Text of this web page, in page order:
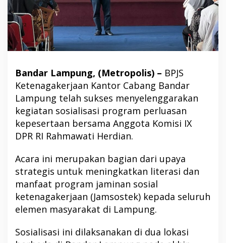
Bandar Lampung, (Metropolis) – BPJS
Ketenagakerjaan Kantor Cabang Bandar
Lampung telah sukses menyelenggarakan
kegiatan sosialisasi program perluasan
kepesertaan bersama Anggota Komisi IX
DPR RI Rahmawati Herdian.
Acara ini merupakan bagian dari upaya
strategis untuk meningkatkan literasi dan
manfaat program jaminan sosial
ketenagakerjaan (Jamsostek) kepada seluruh
elemen masyarakat di Lampung.
Sosialisasi ini dilaksanakan di dua lokasi